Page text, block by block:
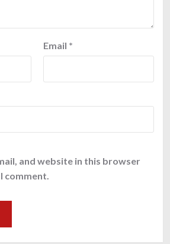
Email *
and website in this browser
comment.